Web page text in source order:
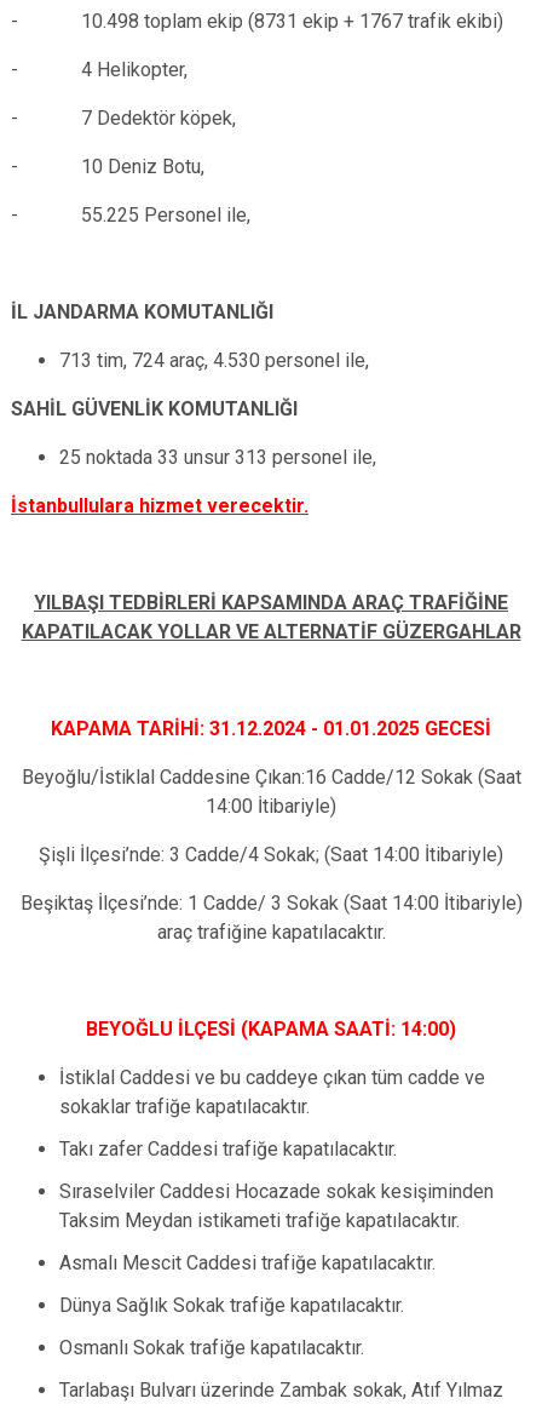
- 10.498 toplam ekip (8731 ekip + 1767 trafik ekibi)
- 4 Helikopter,
- 7 Dedektör köpek,
- 10 Deniz Botu,
- 55.225 Personel ile,
İL JANDARMA KOMUTANLIĞI
713 tim, 724 araç, 4.530 personel ile,
SAHİL GÜVENLİK KOMUTANLIĞI
25 noktada 33 unsur 313 personel ile,
İstanbullulara hizmet verecektir.
YILBAŞI TEDBİRLERİ KAPSAMINDA ARAÇ TRAFİĞİNE
KAPATILACAK YOLLAR VE ALTERNATİF GÜZERGAHLAR
KAPAMA TARİHİ: 31.12.2024 - 01.01.2025 GECESİ
Beyoğlu/İstiklal Caddesine Çıkan:16 Cadde/12 Sokak (Saat
14:00 İtibariyle)
Şişli İlçesi’nde: 3 Cadde/4 Sokak; (Saat 14:00 İtibariyle)
Beşiktaş İlçesi’nde: 1 Cadde/ 3 Sokak (Saat 14:00 İtibariyle)
araç trafiğine kapatılacaktır.
BEYOĞLU İLÇESİ (KAPAMA SAATİ: 14:00)
İstiklal Caddesi ve bu caddeye çıkan tüm cadde ve
sokaklar trafiğe kapatılacaktır.
Takı zafer Caddesi trafiğe kapatılacaktır.
Sıraselviler Caddesi Hocazade sokak kesişiminden
Taksim Meydan istikameti trafiğe kapatılacaktır.
Asmalı Mescit Caddesi trafiğe kapatılacaktır.
Dünya Sağlık Sokak trafiğe kapatılacaktır.
Osmanlı Sokak trafiğe kapatılacaktır.
Tarlabaşı Bulvarı üzerinde Zambak sokak, Atıf Yılmaz